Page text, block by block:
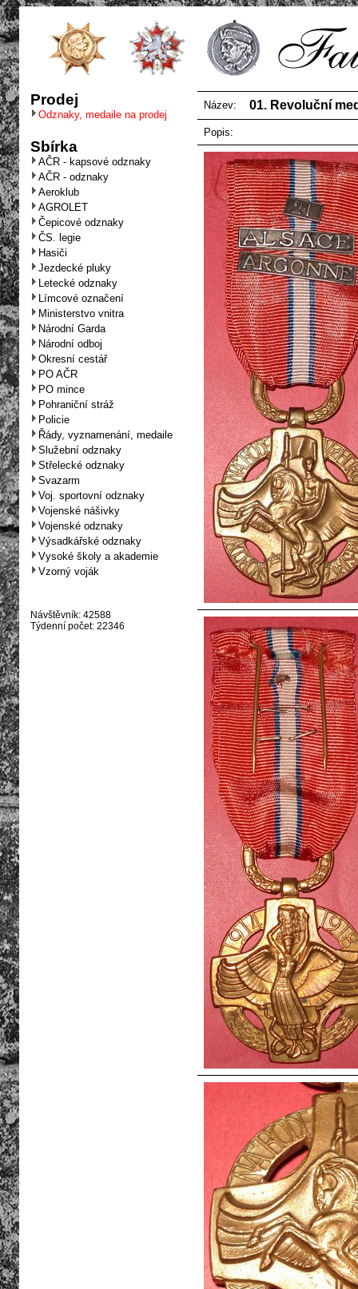
Prodej
Odznaky, medaile na prodej
Sbírka
AČR - kapsové odznaky
AČR - odznaky
Aeroklub
AGROLET
Čepicové odznaky
ČS. legie
Hasiči
Jezdecké pluky
Letecké odznaky
Límcové označení
Ministerstvo vnitra
Národní Garda
Národní odboj
Okresní cestář
PO AČR
PO mince
Pohraniční stráž
Policie
Řády, vyznamenání, medaile
Služební odznaky
Střelecké odznaky
Svazarm
Voj. sportovní odznaky
Vojenské nášivky
Vojenské odznaky
Výsadkářské odznaky
Vysoké školy a akademie
Vzorný voják
Návštěvník: 42588
Týdenní počet: 22346
Název: 01. Revoluční
Popis: